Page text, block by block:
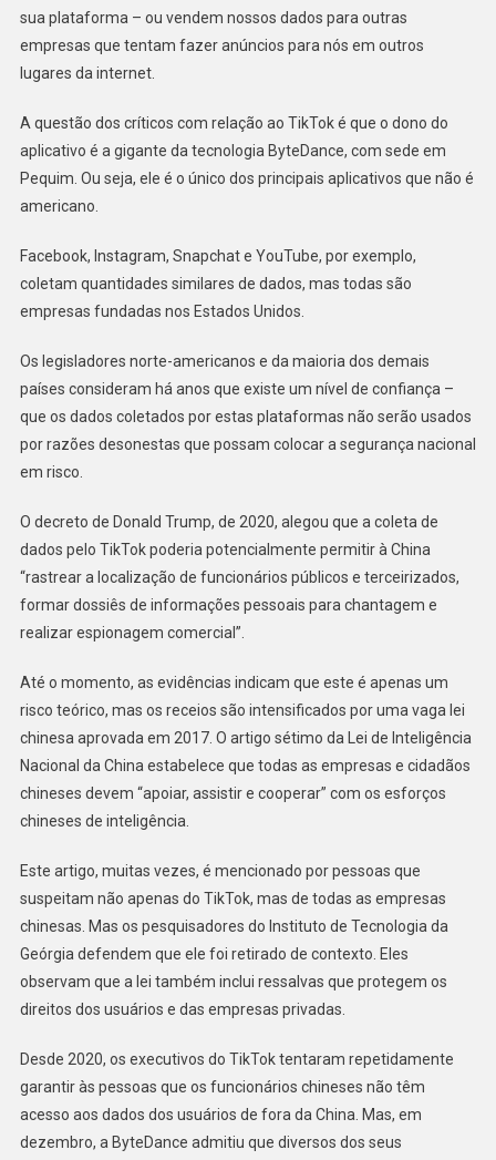
sua plataforma – ou vendem nossos dados para outras
empresas que tentam fazer anúncios para nós em outros
lugares da internet.
A questão dos críticos com relação ao TikTok é que o dono do
aplicativo é a gigante da tecnologia ByteDance, com sede em
Pequim. Ou seja, ele é o único dos principais aplicativos que não é
americano.
Facebook, Instagram, Snapchat e YouTube, por exemplo,
coletam quantidades similares de dados, mas todas são
empresas fundadas nos Estados Unidos.
Os legisladores norte-americanos e da maioria dos demais
países consideram há anos que existe um nível de confiança –
que os dados coletados por estas plataformas não serão usados
por razões desonestas que possam colocar a segurança nacional
em risco.
O decreto de Donald Trump, de 2020, alegou que a coleta de
dados pelo TikTok poderia potencialmente permitir à China
“rastrear a localização de funcionários públicos e terceirizados,
formar dossiês de informações pessoais para chantagem e
realizar espionagem comercial”.
Até o momento, as evidências indicam que este é apenas um
risco teórico, mas os receios são intensificados por uma vaga lei
chinesa aprovada em 2017. O artigo sétimo da Lei de Inteligência
Nacional da China estabelece que todas as empresas e cidadãos
chineses devem “apoiar, assistir e cooperar” com os esforços
chineses de inteligência.
Este artigo, muitas vezes, é mencionado por pessoas que
suspeitam não apenas do TikTok, mas de todas as empresas
chinesas. Mas os pesquisadores do Instituto de Tecnologia da
Geórgia defendem que ele foi retirado de contexto. Eles
observam que a lei também inclui ressalvas que protegem os
direitos dos usuários e das empresas privadas.
Desde 2020, os executivos do TikTok tentaram repetidamente
garantir às pessoas que os funcionários chineses não têm
acesso aos dados dos usuários de fora da China. Mas, em
dezembro, a ByteDance admitiu que diversos dos seus